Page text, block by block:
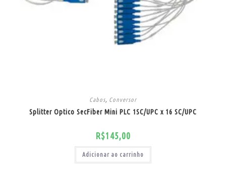
Cabos, Conversor
Splitter Optico SecFiber Mini PLC 1SC/UPC x 16 SC/UPC
R$145,00
Adicionar ao carrinho